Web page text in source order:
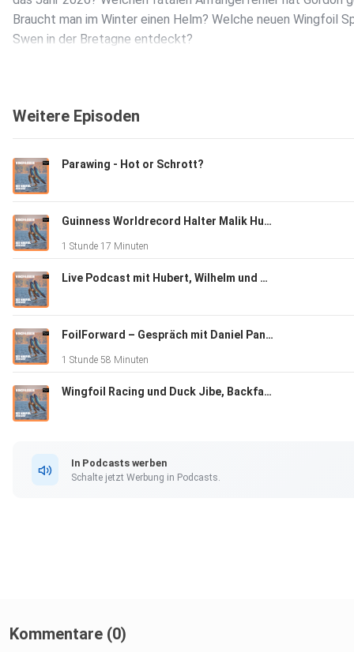
Braucht man im Winter einen Helm? Welche neuen Wingfoil
Swen in der Bretagne entdeckt?
podcast@wingpassion.de .
Hier die Links zur Folge:
Verlosung Boot Tickets:
https://wingpassion.de/gewinne-jetzt-dein-ticket-fuer-die-
Wingpassion Kalender 2026:
https://wingpassion.de/shop/produkt/wingpassion-wingfoil-
Test Sab Foil Blackbird:
Weitere Episoden
Parawing - Hot or Schrott?
Guinness Worldrecord Halter Malik Humeida
1 Stunde 17 Minuten
Live Podcast mit Hubert, Wilhelm und Timo Christal, Foil Festival 2026
FoilForward – Gespräch mit Daniel Pankoke
1 Stunde 58 Minuten
Wingfoil Racing und Duck Jibe, Backfahren und 360er
In Podcasts werben
Schalte jetzt Werbung in Podcasts.
Kommentare (0)